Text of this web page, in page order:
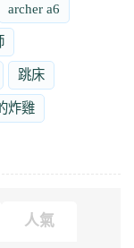
archer a6
跳床
炸雞
人氣